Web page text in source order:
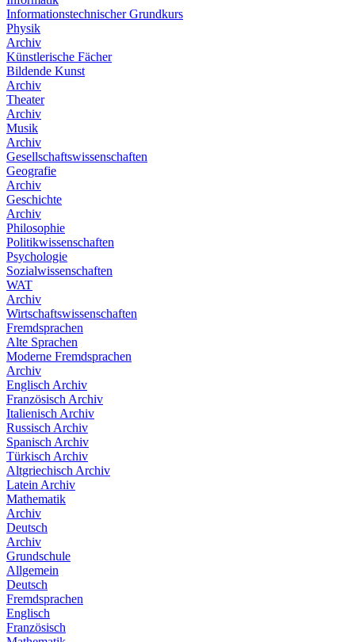
Informationstechnischer Grundkurs
Physik
Archiv
Künstlerische Fächer
Bildende Kunst
Archiv
Theater
Archiv
Musik
Archiv
Gesellschaftswissenschaften
Geografie
Archiv
Geschichte
Archiv
Philosophie
Politikwissenschaften
Psychologie
Sozialwissenschaften
WAT
Archiv
Wirtschaftswissenschaften
Fremdsprachen
Alte Sprachen
Moderne Fremdsprachen
Archiv
Englisch Archiv
Französisch Archiv
Italienisch Archiv
Russisch Archiv
Spanisch Archiv
Türkisch Archiv
Altgriechisch Archiv
Latein Archiv
Mathematik
Archiv
Deutsch
Archiv
Grundschule
Allgemein
Deutsch
Fremdsprachen
Englisch
Französisch